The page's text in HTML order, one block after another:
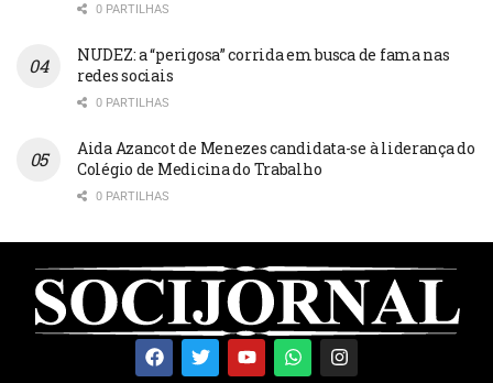
0 PARTILHAS
NUDEZ: a “perigosa” corrida em busca de fama nas
redes sociais
0 PARTILHAS
Aida Azancot de Menezes candidata-se à liderança do
Colégio de Medicina do Trabalho
0 PARTILHAS